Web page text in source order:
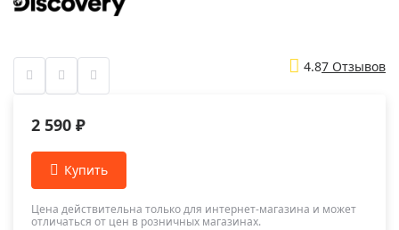
4.87 Отзывов
2 590 ₽
Цена действительна только для интернет-магазина и может
отличаться от цен в розничных магазинах.